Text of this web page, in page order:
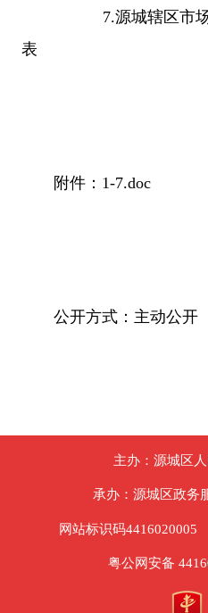
7.源城辖区市场升
表
附件： 1-7.doc
公开方式：主动公开
主办：源城区
承办：源城区政务
网站标识码
粤公网安备